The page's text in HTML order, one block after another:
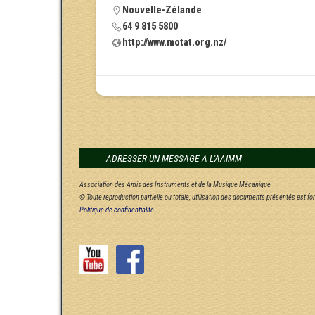
Nouvelle-Zélande
64 9 815 5800
http://www.motat.org.nz/
ADRESSER UN MESSAGE A L'AAIMM
Association des Amis des Instruments et de la Musique Mécanique
© Toute reproduction partielle ou totale, utilisation des documents présentés est
Politique de confidentialité